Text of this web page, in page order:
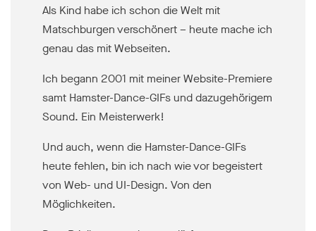
Als Kind habe ich schon die Welt mit
Matschburgen verschönert – heute mache ich
genau das mit Webseiten.
Ich begann 2001 mit meiner Website-Premiere
samt Hamster-Dance-GIFs und dazugehörigem
Sound. Ein Meisterwerk!
Und auch, wenn die Hamster-Dance-GIFs
heute fehlen, bin ich nach wie vor begeistert
von Web- und UI-Design. Von den
Möglichkeiten.